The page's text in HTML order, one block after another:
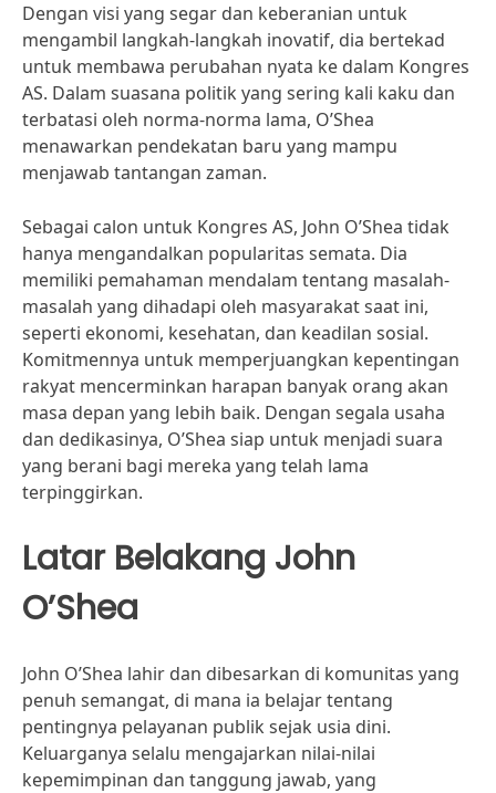
Dengan visi yang segar dan keberanian untuk
mengambil langkah-langkah inovatif, dia bertekad
untuk membawa perubahan nyata ke dalam Kongres
AS. Dalam suasana politik yang sering kali kaku dan
terbatasi oleh norma-norma lama, O’Shea
menawarkan pendekatan baru yang mampu
menjawab tantangan zaman.
Sebagai calon untuk Kongres AS, John O’Shea tidak
hanya mengandalkan popularitas semata. Dia
memiliki pemahaman mendalam tentang masalah-
masalah yang dihadapi oleh masyarakat saat ini,
seperti ekonomi, kesehatan, dan keadilan sosial.
Komitmennya untuk memperjuangkan kepentingan
rakyat mencerminkan harapan banyak orang akan
masa depan yang lebih baik. Dengan segala usaha
dan dedikasinya, O’Shea siap untuk menjadi suara
yang berani bagi mereka yang telah lama
terpinggirkan.
Latar Belakang John
O’Shea
John O’Shea lahir dan dibesarkan di komunitas yang
penuh semangat, di mana ia belajar tentang
pentingnya pelayanan publik sejak usia dini.
Keluarganya selalu mengajarkan nilai-nilai
kepemimpinan dan tanggung jawab, yang